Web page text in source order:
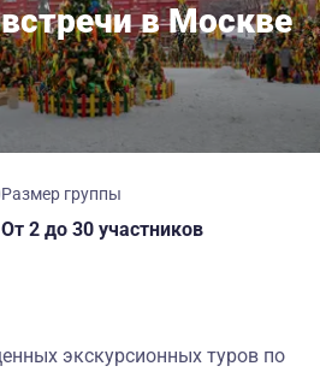
в Москве
Размер группы
От 2 до 30 участников
экскурсионных туров по